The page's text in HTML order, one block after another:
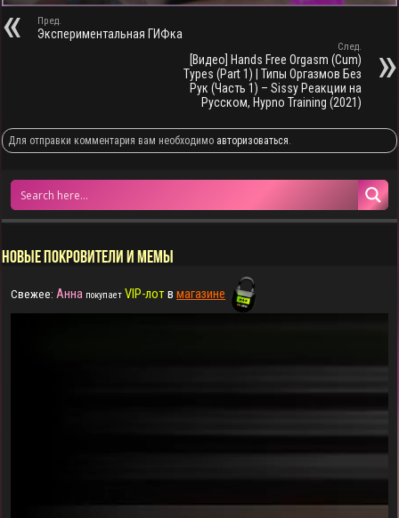
Пред.
Экспериментальная ГИФка
След.
[Видео] Hands Free Orgasm (Cum)
Types (Part 1) | Типы Оргазмов Без
Рук (Часть 1) – Sissy Реакции на
Русском, Hypno Training (2021)
Для отправки комментария вам необходимо авторизоваться.
НОВЫЕ ПОКРОВИТЕЛИ И МЕМЫ
Свежее: Анна покупает VIP-лотвмагазине